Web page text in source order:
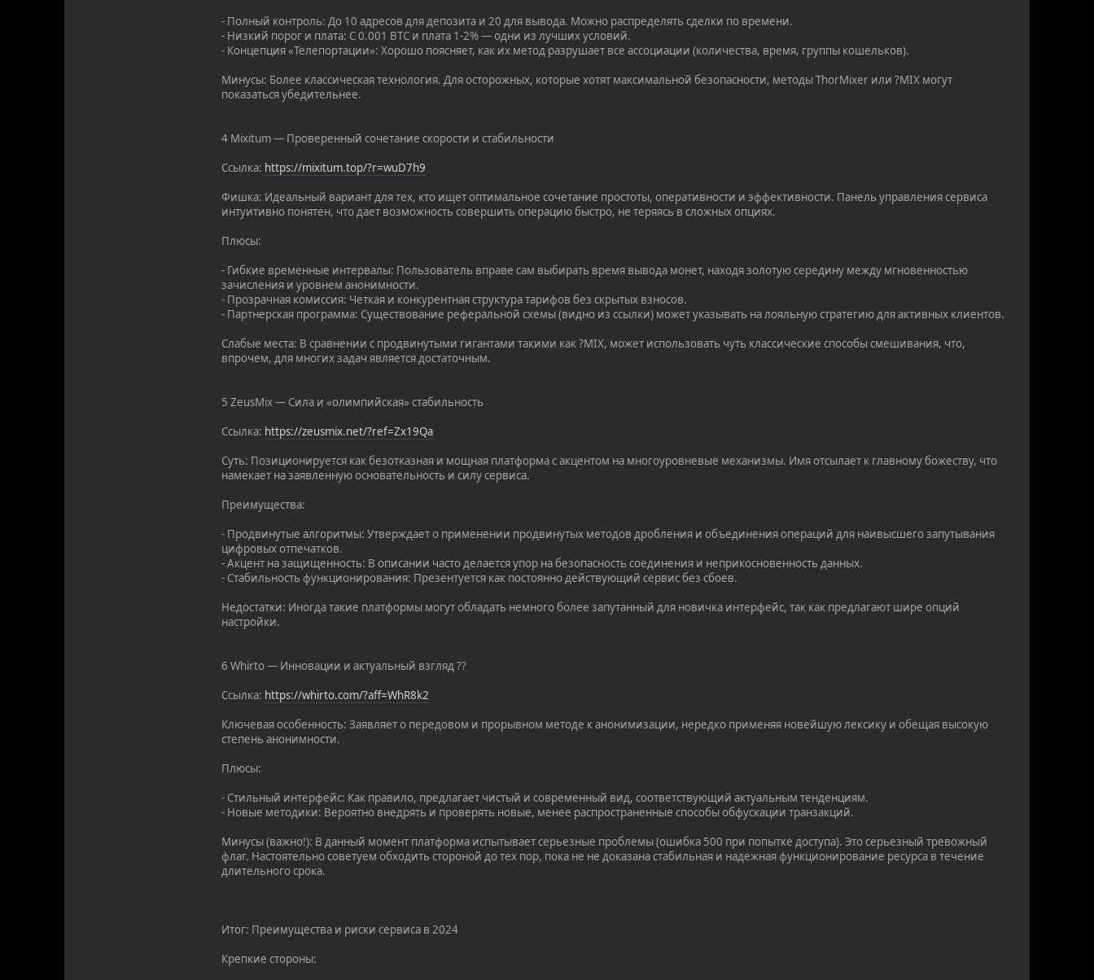
- Полный контроль: До 10 адресов для депозита и 20 для вывода. Можно распределять сделки по времени.
- Низкий порог и плата: С 0.001 BTC и плата 1-2% — одни из лучших условий.
- Концепция «Телепортации»: Хорошо поясняет, как их метод разрушает все ассоциации (количества, время, группы кошельков).
Минусы: Более классическая технология. Для осторожных, которые хотят максимальной безопасности, методы ThorMixer или ?MIX могут
показаться убедительнее.
4 Mixitum — Проверенный сочетание скорости и стабильности
Ссылка: https://mixitum.top/?r=wuD7h9
Фишка: Идеальный вариант для тех, кто ищет оптимальное сочетание простоты, оперативности и эффективности. Панель управления сервиса
интуитивно понятен, что дает возможность совершить операцию быстро, не теряясь в сложных опциях.
Плюсы:
- Гибкие временные интервалы: Пользователь вправе сам выбирать время вывода монет, находя золотую середину между мгновенностью
зачисления и уровнем анонимности.
- Прозрачная комиссия: Четкая и конкурентная структура тарифов без скрытых взносов.
- Партнерская программа: Существование реферальной схемы (видно из ссылки) может указывать на лояльную стратегию для активных клиентов.
Слабые места: В сравнении с продвинутыми гигантами такими как ?MIX, может использовать чуть классические способы смешивания, что,
впрочем, для многих задач является достаточным.
5 ZeusMix — Сила и «олимпийская» стабильность
Ссылка: https://zeusmix.net/?ref=Zx19Qa
Суть: Позиционируется как безотказная и мощная платформа с акцентом на многоуровневые механизмы. Имя отсылает к главному божеству, что
намекает на заявленную основательность и силу сервиса.
Преимущества:
- Продвинутые алгоритмы: Утверждает о применении продвинутых методов дробления и объединения операций для наивысшего запутывания
цифровых отпечатков.
- Акцент на защищенность: В описании часто делается упор на безопасность соединения и неприкосновенность данных.
- Стабильность функционирования: Презентуется как постоянно действующий сервис без сбоев.
Недостатки: Иногда такие платформы могут обладать немного более запутанный для новичка интерфейс, так как предлагают шире опций
настройки.
6 Whirto — Инновации и актуальный взгляд ??
Ссылка: https://whirto.com/?aff=WhR8k2
Ключевая особенность: Заявляет о передовом и прорывном методе к анонимизации, нередко применяя новейшую лексику и обещая высокую
степень анонимности.
Плюсы:
- Стильный интерфейс: Как правило, предлагает чистый и современный вид, соответствующий актуальным тенденциям.
- Новые методики: Вероятно внедрять и проверять новые, менее распространенные способы обфускации транзакций.
Минусы (важно!): В данный момент платформа испытывает серьезные проблемы (ошибка 500 при попытке доступа). Это серьезный тревожный
флаг. Настоятельно советуем обходить стороной до тех пор, пока не не доказана стабильная и надежная функционирование ресурса в течение
длительного срока.
Итог: Преимущества и риски сервиса в 2024
Крепкие стороны: